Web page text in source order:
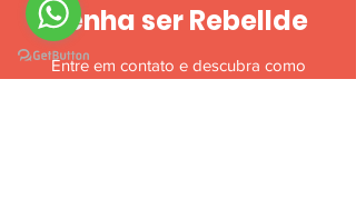
Venha ser Rebellde
Entre em contato e descubra como